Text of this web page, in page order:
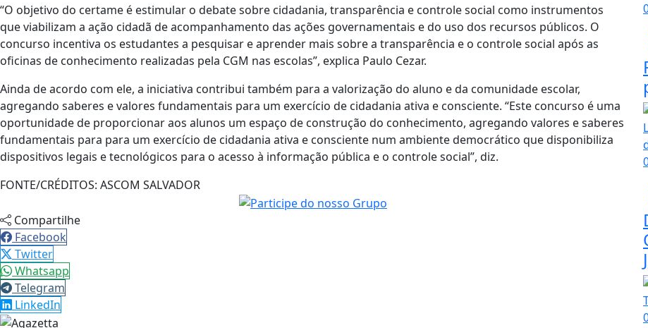
“O objetivo do certame é estimular o debate sobre cidadania, transparência e controle social como instrumentos
que viabilizam a ação cidadã de acompanhamento das ações governamentais e do uso dos recursos públicos. O
concurso incentiva os estudantes a pesquisar e aprender mais sobre a transparência e o controle social após as
oficinas de conhecimento realizadas pela CGM nas escolas”, explica Paulo Cezar.
Ainda de acordo com ele, a iniciativa contribui também para a valorização do aluno e da comunidade escolar,
agregando saberes e valores fundamentais para um exercício de cidadania ativa e consciente. “Este concurso é uma
oportunidade de proporcionar aos alunos um espaço de construção do conhecimento, agregando valores e saberes
fundamentais para para um exercício de cidadania ativa e consciente num ambiente democrático que disponibiliza
dispositivos legais e tecnológicos para o acesso à informação pública e o controle social”, diz.
FONTE/CRÉDITOS: ASCOM SALVADOR
Compartilhe
Facebook
Twitter
Whatsapp
Telegram
LinkedIn